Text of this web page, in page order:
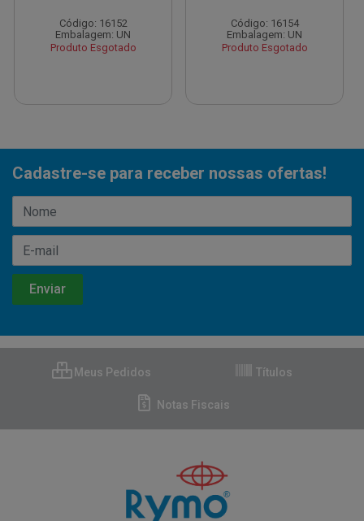
Código: 16152
Embalagem: UN
Produto Esgotado
Código: 16154
Embalagem: UN
Produto Esgotado
Cadastre-se para receber nossas ofertas!
Meus Pedidos Títulos
Notas Fiscais